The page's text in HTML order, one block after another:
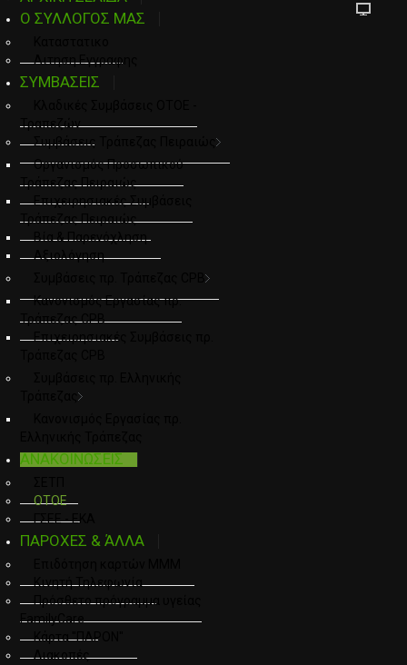
Ο ΣΥΛΛΟΓΟΣ ΜΑΣ
Αιτηση Εγγραφης
ΣΥΜΒΑΣΕΙΣ
Τραπεζών
Συμβάσεις Τράπεζας Πειραιώς
Οργανισμός Προσωπικού
Τράπεζας Πειραιώς
Επιχειρησιακές Συμβάσεις
Τράπεζας Πειραιώς
Βία & Παρενόχληση
Αξιολόγηση
Συμβάσεις πρ. Τράπεζας CPB
Κανονισμός Εργασίας πρ.
Τράπεζας CPB
Επιχειρησιακές Συμβάσεις πρ.
Τράπεζας
ΑΝΑΚΟΙΝΩΣΕΙΣ
ΟΤΟΕ
ΓΣΕΕ - ΕΚΑ
ΠΑΡΟΧΕΣ & ΆΛΛΑ
Κινητή Τηλεφωνία
Πρόσθετο πρόγραμμα υγείας
FamilyCare
Κάρτα "ΠΑΡΟΝ"
Διακοπές